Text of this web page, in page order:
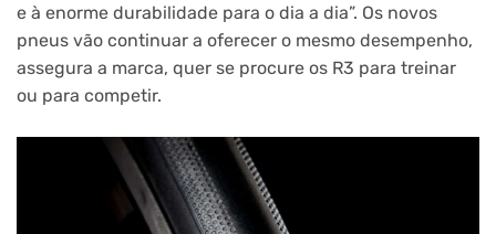
e à enorme durabilidade para o dia a dia”. Os novos
pneus vão continuar a oferecer o mesmo desempenho,
assegura a marca, quer se procure os R3 para treinar
ou para competir.